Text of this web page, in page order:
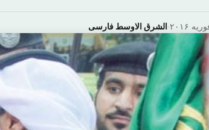
الشرق الاوسط فارسی·